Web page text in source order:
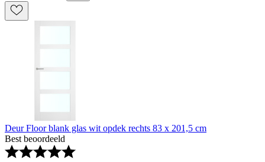
Deur Floor blank glas wit opdek rechts 83 x 201,5 cm
Best beoordeeld